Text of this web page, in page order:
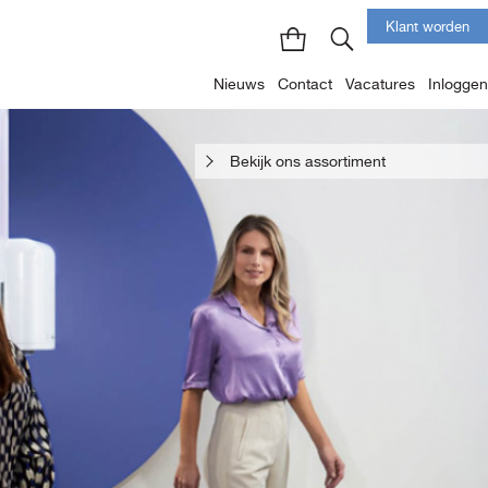
Nieuws Contact Vacatures Inloggen
Klant worden
Bekijk ons assortiment